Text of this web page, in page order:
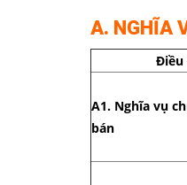
A. NGHĨA
Điều
A1. Nghĩa vụ
bán